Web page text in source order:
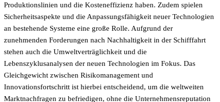
Produktionslinien und die Kosteneffizienz haben. Zudem spielen
Sicherheitsaspekte und die Anpassungsfähigkeit neuer Technologien
an bestehende Systeme eine große Rolle. Aufgrund der
zunehmenden Forderungen nach Nachhaltigkeit in der Schifffahrt
stehen auch die Umweltverträglichkeit und die
Lebenszyklusanalysen der neuen Technologien im Fokus. Das
Gleichgewicht zwischen Risikomanagement und
Innovationsfortschritt ist hierbei entscheidend, um die weltweiten
Marktnachfragen zu befriedigen, ohne die Unternehmensreputation